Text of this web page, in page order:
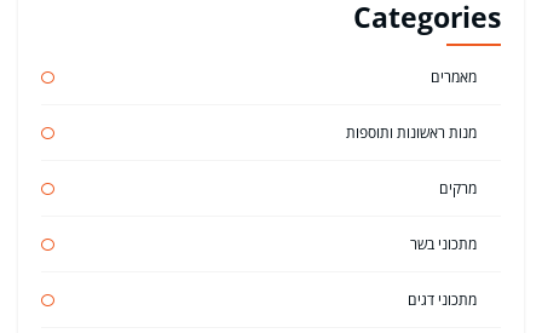
Categories
מאמרים
מנות ראשונות ותוספות
מרקים
מתכוני בשר
מתכוני דגים